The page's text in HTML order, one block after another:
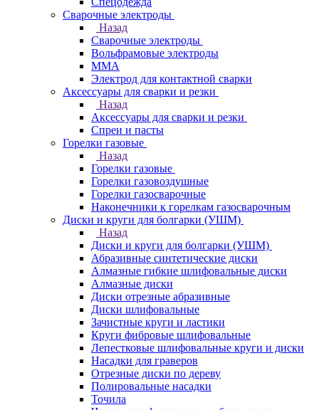
Сварочные электроды
Назад
Сварочные электроды
Вольфрамовые электроды
ММА
Электрод для контактной сварки
Аксессуары для сварки и резки
Назад
Аксессуары для сварки и резки
Спреи и пасты
Горелки газовые
Назад
Горелки газовые
Горелки газовоздушные
Горелки газосварочные
Наконечники к горелкам газосварочным
Диски и круги для болгарки (УШМ)
Назад
Диски и круги для болгарки (УШМ)
Абразивные синтетические диски
Алмазные гибкие шлифовальные диски
Алмазные диски
Диски отрезные абразивные
Диски шлифовальные
Зачистные круги и ластики
Круги фибровые шлифовальные
Лепестковые шлифовальные круги и диски
Насадки для граверов
Отрезные диски по дереву
Полировальные насадки
Точила